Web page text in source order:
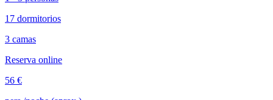
17 dormitorios
3 camas
Reserva online
56 €